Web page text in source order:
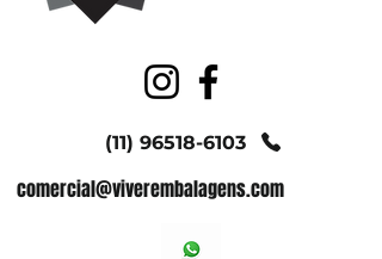
(11) 96518-6103
comercial@viverembalagens.com